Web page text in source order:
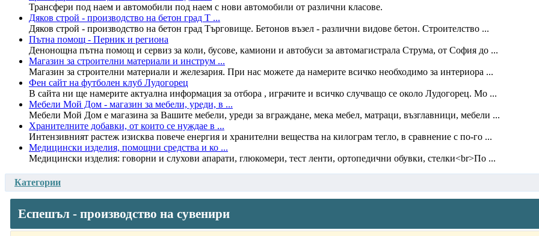
Трансфери под наем и автомобили под наем с нови автомобили от различни класове.
Дяков строй - производство на бетон град Т ...
Дяков строй - производство на бетон град Търговище. Бетонов възел - различни видове бетон. Строителство ...
Пътна помощ - Перник и региона
Денонощна пътна помощ и сервиз за коли, бусове, камиони и автобуси за автомагистрала Струма, от София до ...
Магазин за строителни материали и инструм ...
Магазин за строителни материали и железария. При нас можете да намерите всичко необходимо за интериора ...
Фен сайт на футболен клуб Лудогорец
В сайта ни ще намерите актуална информация за отбора , играчите и всичко случващо се около Лудогорец. Мо ...
Мебели Мой Дом - магазин за мебели, уреди, в ...
Мебели Мой Дом е магазина за Вашите мебели, уреди за вграждане, мека мебел, матраци, възглавници, мебели ...
Хранителните добавки, от които се нуждае в ...
Интензивният растеж изисква повече енергия и хранителни вещества на килограм тегло, в сравнение с по-го ...
Медицински изделия, помощни средства и ко ...
Медицински изделия: говорни и слухови апарати, глюкомери, тест ленти, ортопедични обувки, стелки<br>По ...
Категории
Еспешъл - производство на сувенири